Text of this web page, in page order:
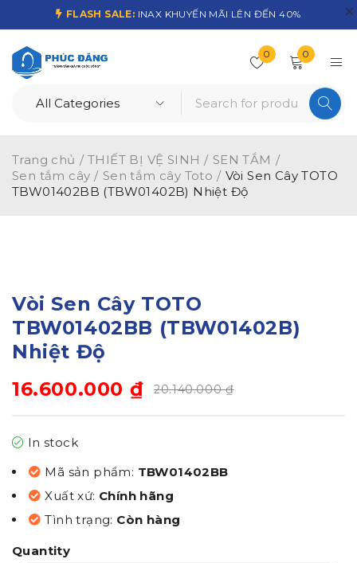
FLASH SALE: INAX KHUYẾN MÃI LÊN ĐẾN 40%
0 0
Trang chủ / THIẾT BỊ VỆ SINH / SEN TẮM /
Sen tắm cây / Sen tắm cây Toto / Vòi Sen Cây TOTO
TBW01402BB (TBW01402B) Nhiệt Độ
Vòi Sen Cây TOTO
TBW01402BB (TBW01402B)
Nhiệt Độ
20.140.000₫
16.600.000 ₫
In stock
Mã sản phẩm: TBW01402BB
Xuất xứ: Chính hãng
Tình trạng: Còn hàng
Quantity